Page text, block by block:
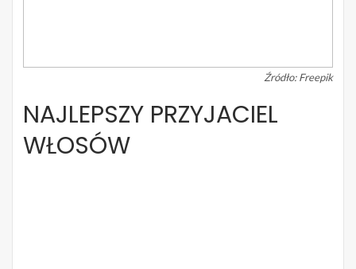
Źródło: Freepik
NAJLEPSZY PRZYJACIEL
WŁOSÓW